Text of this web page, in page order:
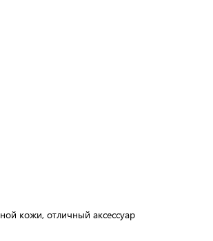
кожи, отличный аксессуар